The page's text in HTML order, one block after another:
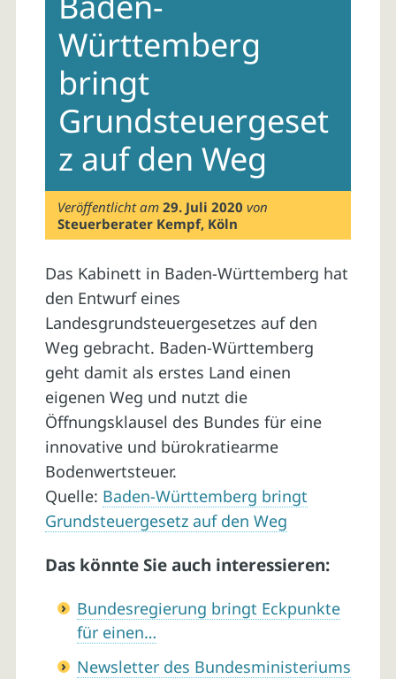
content
Württemberg
bringt
Grundsteuergeset
z auf den Weg
Veröffentlicht am29. Juli 2020 von
Steuerberater Kempf, Köln
Das Kabinett in Baden-Württemberg hat
den Entwurf eines
Landesgrundsteuergesetzes auf den
Weg gebracht. Baden-Württemberg
geht damit als erstes Land einen
eigenen Weg und nutzt die
Öffnungsklausel des Bundes für eine
innovative und bürokratiearme
Bodenwertsteuer.
Quelle: Baden-Württemberg bringt
Grundsteuergesetz auf den Weg
Das könnte Sie auch interessieren:
Bundesregierung bringt Eckpunkte
für einen…
Newsletter des Bundesministeriums